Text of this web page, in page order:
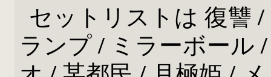
セットリストは 復讐
ランプ / ミラーボール